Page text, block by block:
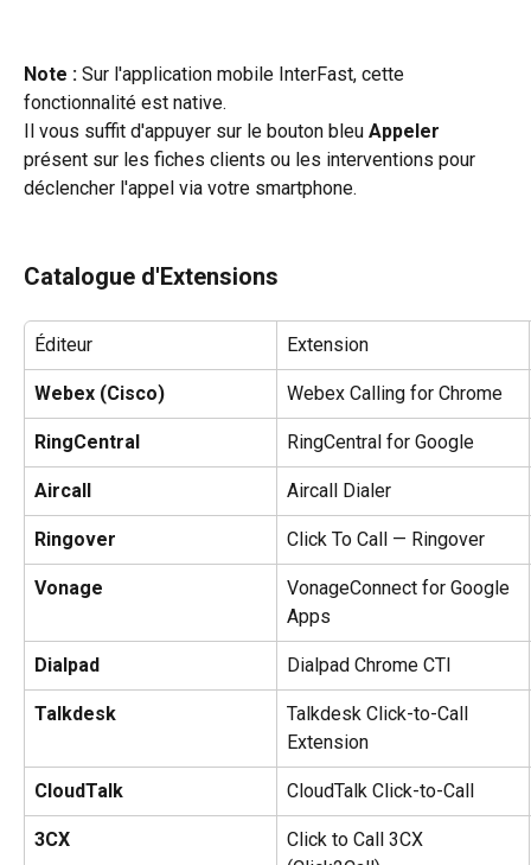
Note : Sur l'application mobile InterFast, cette
fonctionnalité est native.
Il vous suffit d'appuyer sur le bouton bleu Appeler
présent sur les fiches clients ou les interventions pour
déclencher l'appel via votre smartphone.
Catalogue d'Extensions
Éditeur Extension
Webex (Cisco) Webex Calling for Chrome
RingCentral RingCentral for Google
Aircall Aircall Dialer
Ringover Click To Call — Ringover
Vonage
VonageConnect for Google
Apps
Dialpad Dialpad Chrome CTI
Talkdesk
Talkdesk Click-to-Call
Extension
CloudTalk CloudTalk Click-to-Call
3CX
Click to Call 3CX